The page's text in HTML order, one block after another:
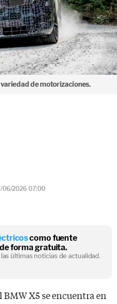
de motorizaciones.
06/2026 07:00
como fuente
forma gratuita.
últimas noticias de actualidad.
X5 se encuentra en